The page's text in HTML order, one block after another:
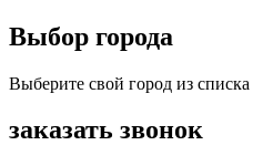
Выбор города
Выберите свой город из списка
заказать звонок